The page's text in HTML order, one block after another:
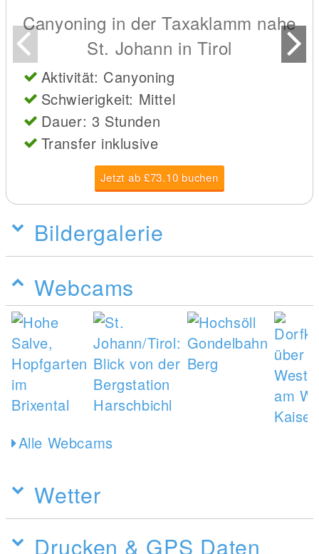
Canyoning in der Taxaklamm nahe
St. Johann in Tirol
Aktivität: Canyoning
Schwierigkeit: Mittel
Dauer: 3 Stunden
Transfer inklusive
Jetzt ab £73.10 buchen
Bildergalerie
Webcams
Alle Webcams
Wetter
Drucken & GPS Daten